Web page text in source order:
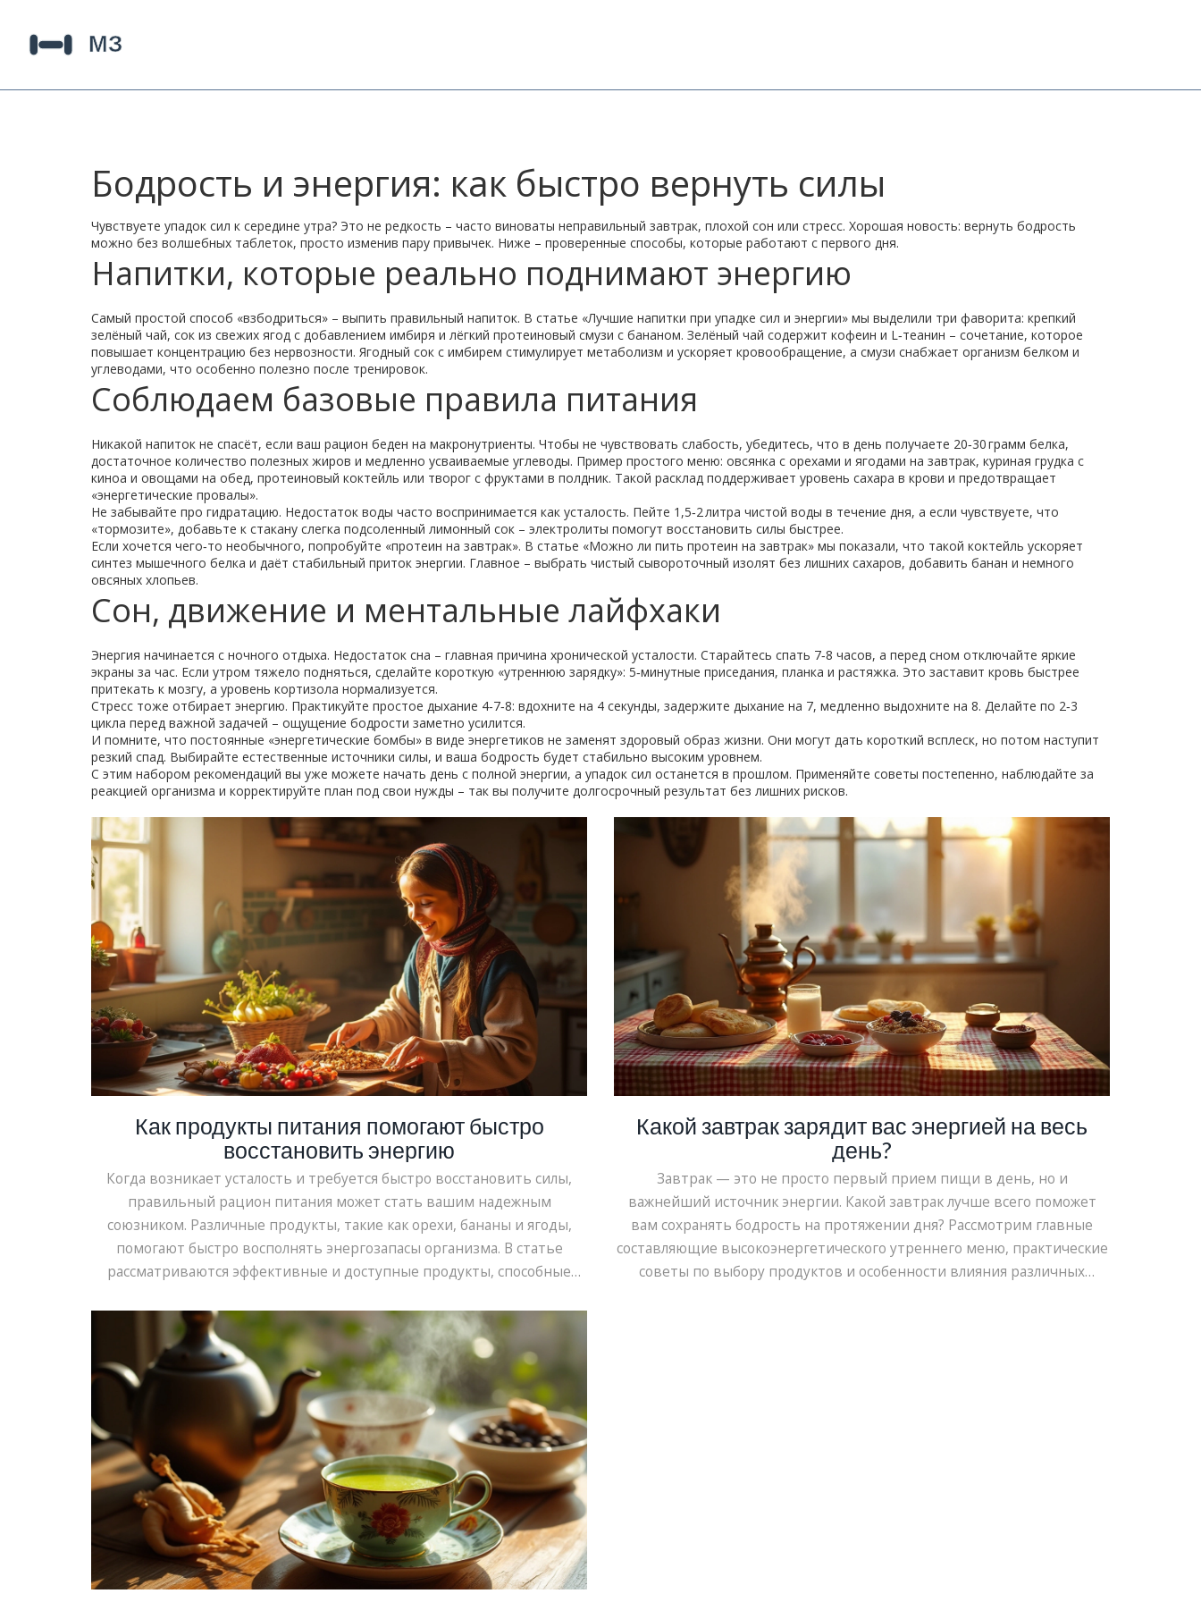
Бодрость и энергия: как быстро вернуть силы
Чувствуете упадок сил к середине утра? Это не редкость – часто виноваты неправильный завтрак, плохой сон или стресс. Хорошая новость: вернуть бодрость
можно без волшебных таблеток, просто изменив пару привычек. Ниже – проверенные способы, которые работают с первого дня.
Напитки, которые реально поднимают энергию
Самый простой способ «взбодриться» – выпить правильный напиток. В статье «Лучшие напитки при упадке сил и энергии» мы выделили три фаворита: крепкий
зелёный чай, сок из свежих ягод с добавлением имбиря и лёгкий протеиновый смузи с бананом. Зелёный чай содержит кофеин и L‑теанин – сочетание, которое
повышает концентрацию без нервозности. Ягодный сок с имбирем стимулирует метаболизм и ускоряет кровообращение, а смузи снабжает организм белком и
углеводами, что особенно полезно после тренировок.
Соблюдаем базовые правила питания
Никакой напиток не спасёт, если ваш рацион беден на макронутриенты. Чтобы не чувствовать слабость, убедитесь, что в день получаете 20‑30 грамм белка,
достаточное количество полезных жиров и медленно усваиваемые углеводы. Пример простого меню: овсянка с орехами и ягодами на завтрак, куриная грудка с
киноа и овощами на обед, протеиновый коктейль или творог с фруктами в полдник. Такой расклад поддерживает уровень сахара в крови и предотвращает
«энергетические провалы».
Не забывайте про гидратацию. Недостаток воды часто воспринимается как усталость. Пейте 1,5‑2 литра чистой воды в течение дня, а если чувствуете, что
«тормозите», добавьте к стакану слегка подсоленный лимонный сок – электролиты помогут восстановить силы быстрее.
Если хочется чего‑то необычного, попробуйте «протеин на завтрак». В статье «Можно ли пить протеин на завтрак» мы показали, что такой коктейль ускоряет
синтез мышечного белка и даёт стабильный приток энергии. Главное – выбрать чистый сывороточный изолят без лишних сахаров, добавить банан и немного
овсяных хлопьев.
Сон, движение и ментальные лайфхаки
Энергия начинается с ночного отдыха. Недостаток сна – главная причина хронической усталости. Старайтесь спать 7‑8 часов, а перед сном отключайте яркие
экраны за час. Если утром тяжело подняться, сделайте короткую «утреннюю зарядку»: 5‑минутные приседания, планка и растяжка. Это заставит кровь быстрее
притекать к мозгу, а уровень кортизола нормализуется.
Стресс тоже отбирает энергию. Практикуйте простое дыхание 4‑7‑8: вдохните на 4 секунды, задержите дыхание на 7, медленно выдохните на 8. Делайте по 2‑3
цикла перед важной задачей – ощущение бодрости заметно усилится.
И помните, что постоянные «энергетические бомбы» в виде энергетиков не заменят здоровый образ жизни. Они могут дать короткий всплеск, но потом наступит
резкий спад. Выбирайте естественные источники силы, и ваша бодрость будет стабильно высоким уровнем.
С этим набором рекомендаций вы уже можете начать день с полной энергии, а упадок сил останется в прошлом. Применяйте советы постепенно, наблюдайте за
реакцией организма и корректируйте план под свои нужды – так вы получите долгосрочный результат без лишних рисков.
Как продукты питания помогают быстро
восстановить энергию
Когда возникает усталость и требуется быстро восстановить силы,
правильный рацион питания может стать вашим надежным
союзником. Различные продукты, такие как орехи, бананы и ягоды,
помогают быстро восполнять энергозапасы организма. В статье
рассматриваются эффективные и доступные продукты, способные
практические советы по применению этих продуктов в повседневной
жизни.
Какой завтрак зарядит вас энергией на весь
день?
Завтрак — это не просто первый прием пищи в день, но и
важнейший источник энергии. Какой завтрак лучше всего поможет
вам сохранять бодрость на протяжении дня? Рассмотрим главные
составляющие высокоэнергетического утреннего меню, практические
советы по выбору продуктов и особенности влияния различных